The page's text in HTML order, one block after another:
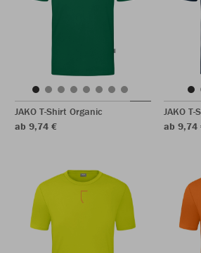
JAKO T-Shirt Organic
ab 9,74 €
JAKO T-
ab 9,74